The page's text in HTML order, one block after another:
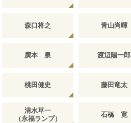
森口将之 青山尚暉
廣本 泉 渡辺陽一郎
桃田健史 藤田竜太
清水草一
（永福ランプ）
石橋 寛